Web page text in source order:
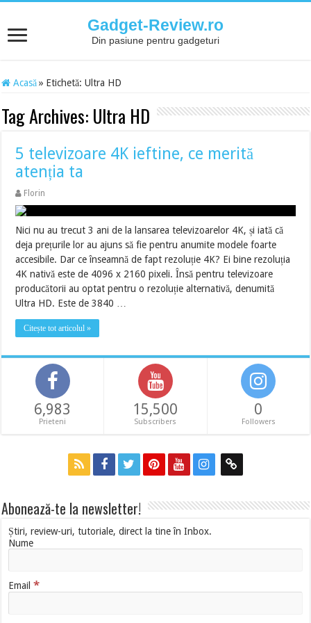
Gadget-Review.ro
Din pasiune pentru gadgeturi
Acasă » Etichetă:Ultra HD
Tag Archives: Ultra HD
5 televizoare 4K ieftine, ce merită
atenția ta
Florin
Nici nu au trecut 3 ani de la lansarea televizoarelor 4K, și iată că
deja prețurile lor au ajuns să fie pentru anumite modele foarte
accesibile. Dar ce înseamnă de fapt rezoluție 4K? Ei bine rezoluția
4K nativă este de 4096 x 2160 pixeli. Însă pentru televizoare
producătorii au optat pentru o rezoluție alternativă, denumită
Ultra HD. Este de 3840 …
Citește tot articolul »
6,983
Prieteni
15,500
Subscribers
0
Followers
Abonează-te la newsletter!
Știri, review-uri, tutoriale, direct la tine în Inbox.
Nume
Email*